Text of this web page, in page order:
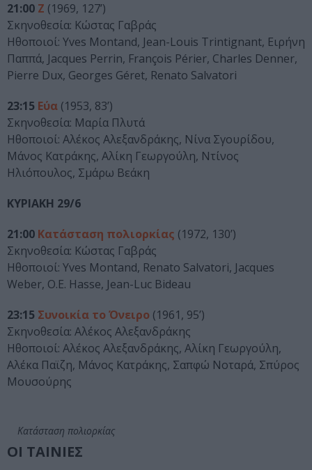
21:00 Z (1969, 127’)
Σκηνοθεσία: Κώστας Γαβράς
Ηθοποιοί: Yves Montand, Jean-Louis Trintignant, Ειρήνη
Παππά, Jacques Perrin, François Périer, Charles Denner,
Pierre Dux, Georges Géret, Renato Salvatori
23:15 Εύα (1953, 83’)
Σκηνοθεσία: Μαρία Πλυτά
Ηθοποιοί: Αλέκος Αλεξανδράκης, Νίνα Σγουρίδου,
Μάνος Κατράκης, Αλίκη Γεωργούλη, Ντίνος
Ηλιόπουλος, Σμάρω Βεάκη
ΚΥΡΙΑΚΗ 29/6
21:00 Κατάσταση πολιορκίας (1972, 130’)
Σκηνοθεσία: Κώστας Γαβράς
Ηθοποιοί: Yves Montand, Renato Salvatori, Jacques
Weber, O.E. Hasse, Jean-Luc Bideau
23:15 Συνοικία το Όνειρο (1961, 95’)
Σκηνοθεσία: Αλέκος Αλεξανδράκης
Ηθοποιοί: Αλέκος Αλεξανδράκης, Αλίκη Γεωργούλη,
Αλέκα Παϊζη, Μάνος Κατράκης, Σαπφώ Νοταρά, Σπύρος
Μουσούρης
Κατάσταση πολιορκίας
ΟΙ ΤΑΙΝΙΕΣ